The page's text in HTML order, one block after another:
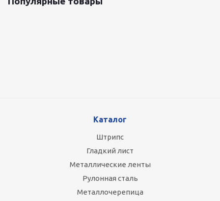
Каталог
Штрипс
Гладкий лист
Металлические ленты
Рулонная сталь
Металлочерепица